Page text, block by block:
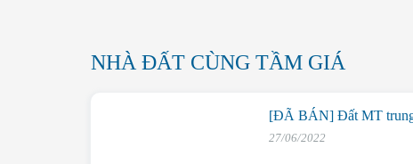
NHÀ ĐẤT CÙNG TẦM GIÁ
[ĐÃ BÁN] Đất MT trung
27/06/2022